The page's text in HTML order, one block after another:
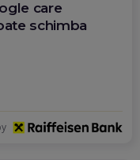
care
schimba